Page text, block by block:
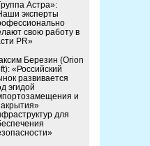
Астра»:
эксперты
свою работу в
PR»
Березин (Orion
«Российский
развивается
эгидой
и
для